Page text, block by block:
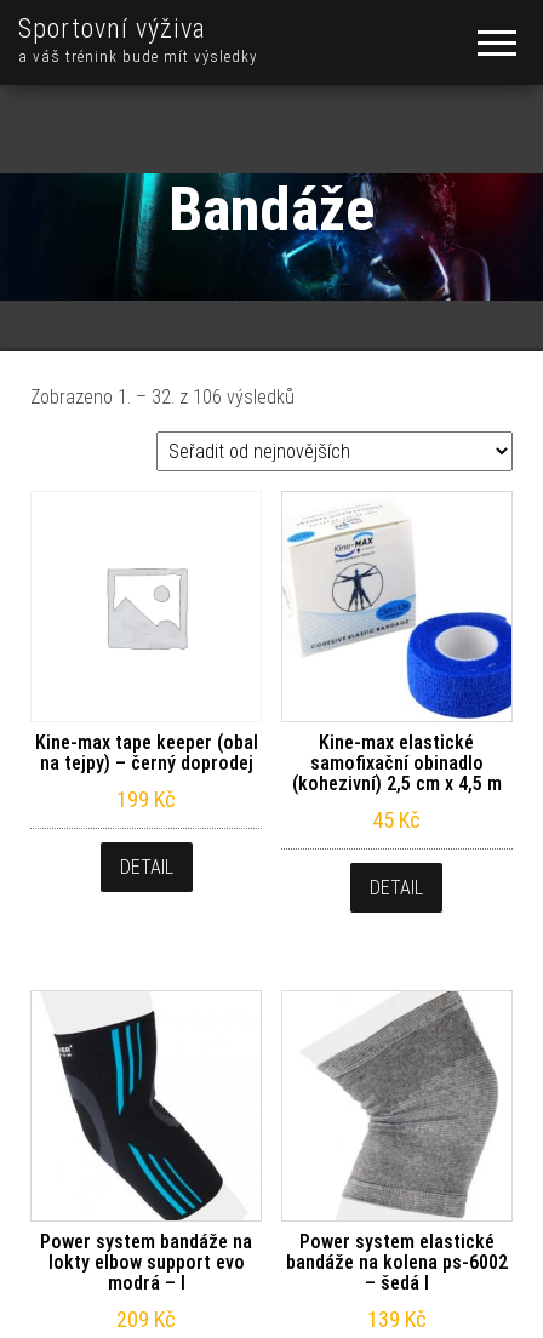
Sportovní výživa
a váš trénink bude mít výsledky
Bandáže
Zobrazeno 1. – 32. z 106 výsledků
Kine-max tape keeper (obal
na tejpy) – černý doprodej
199 Kč
DETAIL
Kine-max elastické
samofixační obinadlo
(kohezivní) 2,5 cm x 4,5 m
45 Kč
DETAIL
Power system bandáže na
lokty elbow support evo
modrá – l
209 Kč
Power system elastické
bandáže na kolena ps-6002
– šedá l
139 Kč